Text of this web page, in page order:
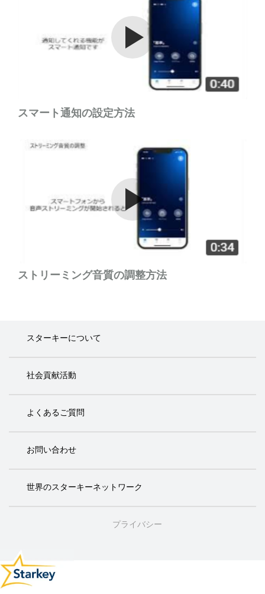
Watch the video
スマート通知の設定方法
Watch the video
ストリーミング音質の調整方法
スターキーについて
社会貢献活動
よくあるご質問
お問い合わせ
世界のスターキーネットワーク
プライバシー